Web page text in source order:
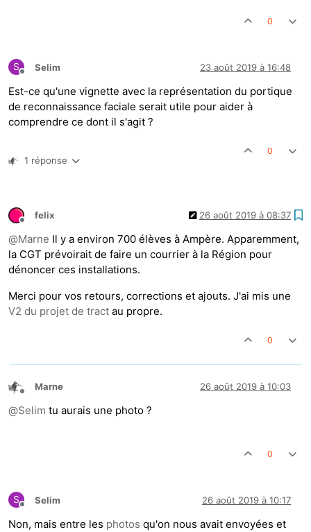
0
S
Hors-ligne
Selim 23 août 2019 à 16:48
Est-ce qu'une vignette avec la représentation du portique
de reconnaissance faciale serait utile pour aider à
comprendre ce dont il s'agit ?
1 réponse
0
Hors-ligne
felix 26 août 2019 à 08:37
@Marne Il y a environ 700 élèves à Ampère. Apparemment,
la CGT prévoirait de faire un courrier à la Région pour
dénoncer ces installations.
Merci pour vos retours, corrections et ajouts. J'ai mis une
V2 du projet de tract au propre.
0
Hors-ligne
Marne 26 août 2019 à 10:03
@Selim tu aurais une photo ?
0
S
Hors-ligne
Selim 26 août 2019 à 10:17
Non, mais entre les photos qu'on nous avait envoyées et